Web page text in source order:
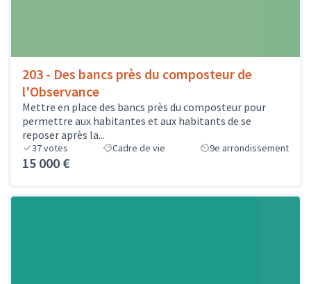
203 - Des bancs près du composteur de
l'Observance
Mettre en place des bancs près du composteur pour
permettre aux habitantes et aux habitants de se
reposer après la...
37votes Cadre de vie 9e arrondissement
15 000 €